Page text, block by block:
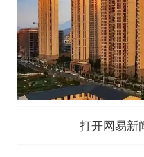
打开网易新